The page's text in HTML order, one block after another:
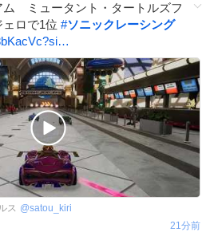
ム ミュータント・タートルズフ
ロで1位 #ソニックレーシング
ス @satou_kiri
22分前